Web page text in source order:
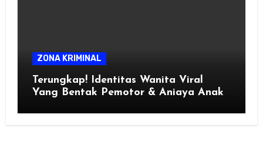
ZONA KRIMINAL
Terungkap! Identitas Wanita Viral
Yang Bentak Pemotor & Aniaya Anak